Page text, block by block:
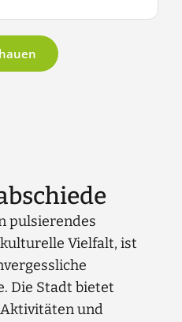
pulsierendes
Vielfalt, ist
Die Stadt bietet
und